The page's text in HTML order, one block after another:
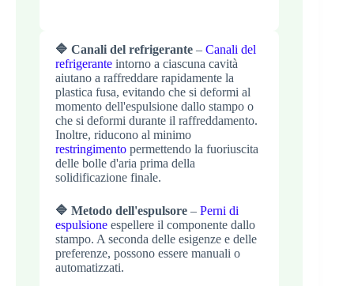
🔷 Canali del refrigerante – Canali del
refrigerante intorno a ciascuna cavità
aiutano a raffreddare rapidamente la
plastica fusa, evitando che si deformi al
momento dell'espulsione dallo stampo o
che si deformi durante il raffreddamento.
Inoltre, riducono al minimo
restringimento permettendo la fuoriuscita
delle bolle d'aria prima della
solidificazione finale.
🔷 Metodo dell'espulsore – Perni di
espulsione espellere il componente dallo
stampo. A seconda delle esigenze e delle
preferenze, possono essere manuali o
automatizzati.